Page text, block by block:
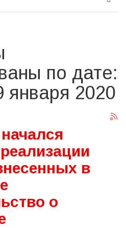
по дате:
января 2020
в
о